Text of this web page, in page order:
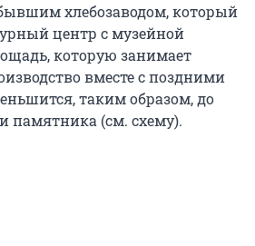
хлебозаводом, который
центр с музейной
которую занимает
вместе с поздними
таким образом, до
памятника (см. схему).